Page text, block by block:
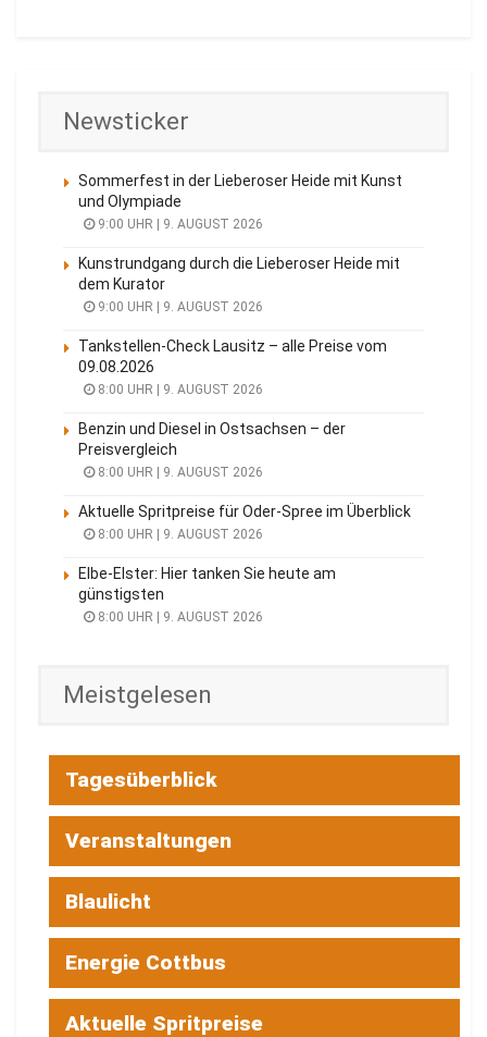
Newsticker
Sommerfest in der Lieberoser Heide mit Kunst
und Olympiade
9:00 UHR | 9. AUGUST 2026
Kunstrundgang durch die Lieberoser Heide mit
dem Kurator
9:00 UHR | 9. AUGUST 2026
Tankstellen-Check Lausitz – alle Preise vom
09.08.2026
8:00 UHR | 9. AUGUST 2026
Benzin und Diesel in Ostsachsen – der
Preisvergleich
8:00 UHR | 9. AUGUST 2026
Aktuelle Spritpreise für Oder-Spree im Überblick
8:00 UHR | 9. AUGUST 2026
Elbe-Elster: Hier tanken Sie heute am
günstigsten
8:00 UHR | 9. AUGUST 2026
Meistgelesen
Tagesüberblick
Veranstaltungen
Blaulicht
Energie Cottbus
Aktuelle Spritpreise